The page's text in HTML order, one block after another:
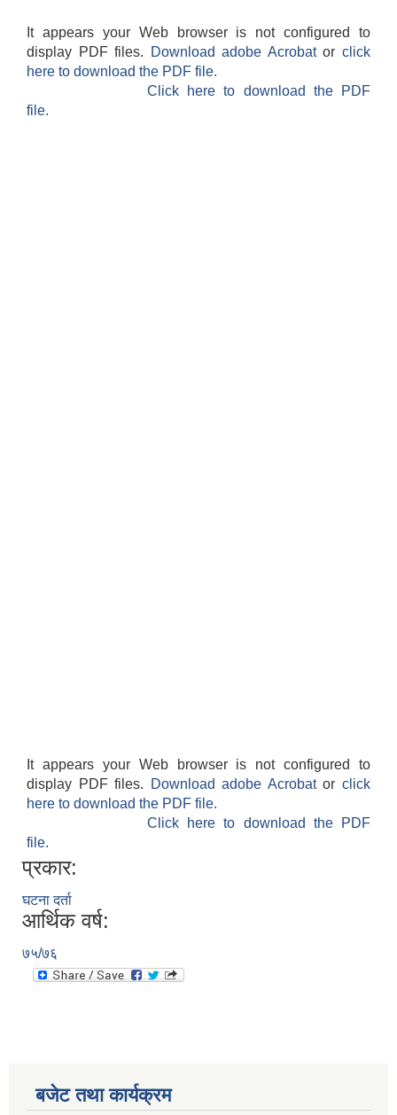
It appears your Web browser is not configured to
display PDF files.
Download adobe Acrobatorclick
here to download the PDF file.
Click here to download the PDF
file.
It appears your Web browser is not configured to
display PDF files.
Download adobe Acrobatorclick
here to download the PDF file.
Click here to download the PDF
file.
प्रकार:
घटना दर्ता
आर्थिक वर्ष:
७५/७६
बजेट तथा कार्यक्रम